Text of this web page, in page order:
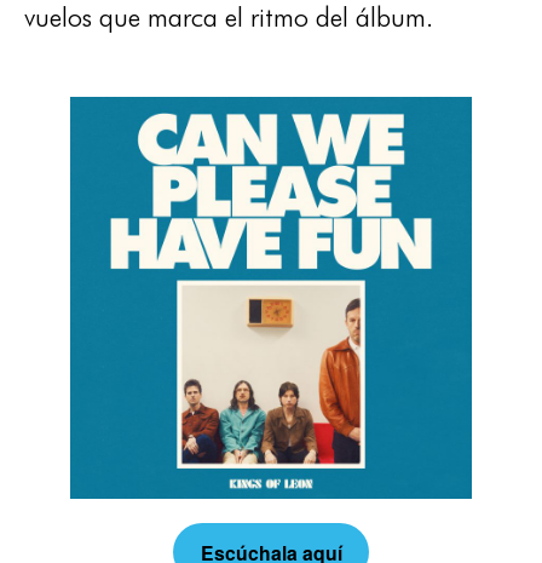
vuelos que marca el ritmo del álbum.
Escúchala aquí